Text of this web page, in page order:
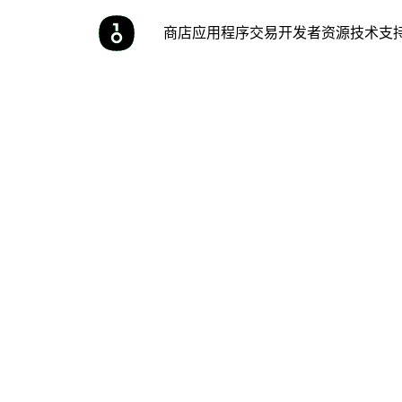
商店应用程序交易开发者资源技术支